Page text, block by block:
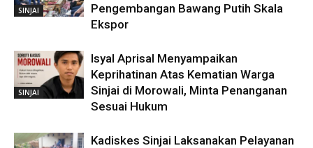
SINJAI
Pengembangan Bawang Putih Skala
Ekspor
SINJAI
Isyal Aprisal Menyampaikan
Keprihatinan Atas Kematian Warga
Sinjai di Morowali, Minta Penanganan
Sesuai Hukum
Kadiskes Sinjai Laksanakan Pelayanan